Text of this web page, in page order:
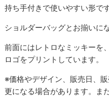
持ち手付きで使いやすい形です
ショルダーバッグとお揃いに
前面にはレトロなミッキーを
ロゴをプリントしています。
※価格やデザイン、販売日、
更になる場合があります。ま